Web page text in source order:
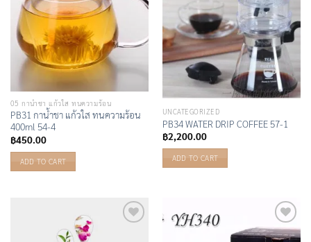
05 กาน้ำชา แก้วใส ทนความร้อน
PB31 กาน้ำชา แก้วใส ทนความร้อน
400ml 54-4
฿450.00
ADD TO CART
UNCATEGORIZED
PB34 WATER DRIP COFFEE 57-1
฿2,200.00
ADD TO CART
Add to